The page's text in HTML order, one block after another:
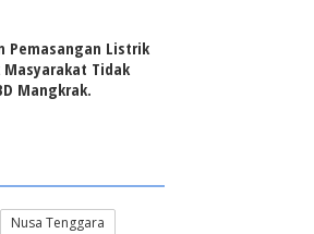
Pemasangan Listrik
Tidak
Mangkrak.
Nusa Tenggara